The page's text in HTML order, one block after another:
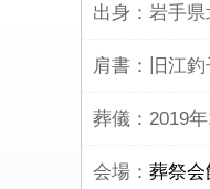
出身： 岩手県
肩書： 旧江
葬儀： 2019
会場： 葬祭会